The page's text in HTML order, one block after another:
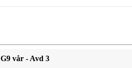
G9 vår - Avd 3